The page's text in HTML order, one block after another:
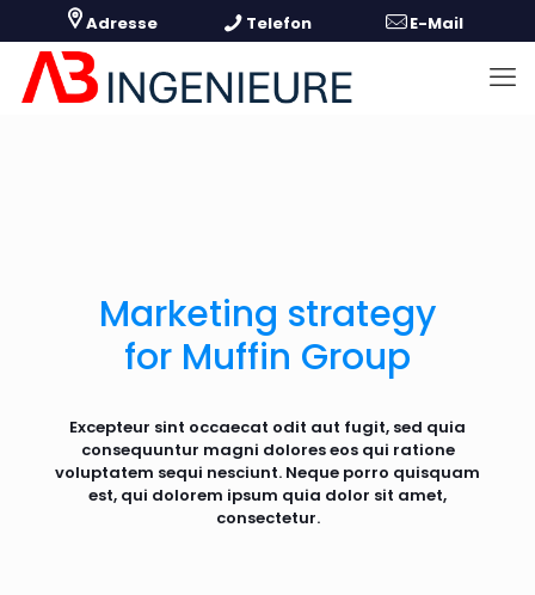
Marketing strategy
for Muffin Group
Excepteur sint occaecat odit aut fugit, sed quia
consequuntur magni dolores eos qui ratione
voluptatem sequi nesciunt. Neque porro quisquam
est, qui dolorem ipsum quia dolor sit amet,
consectetur.